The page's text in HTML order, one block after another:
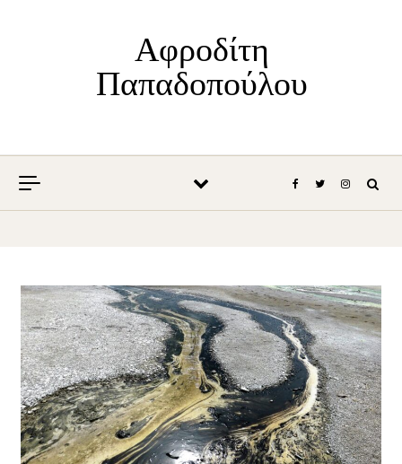
Αφροδίτη
Παπαδοπούλου